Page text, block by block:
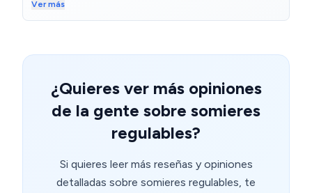
hijo ya no se de incomodidad en la cama. 💯
Ver más
¿Quieres ver más opiniones
de la gente sobre somieres
regulables?
Si quieres leer más reseñas y opiniones
detalladas sobre somieres regulables, te